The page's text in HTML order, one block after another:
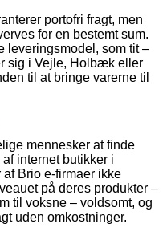
portofri fragt, men
for en bestemt sum.
leveringsmodel, som tit –
sig i Vejle, Holbæk eller
til at bringe varerne til
mennesker at finde
internet butikker i
Brio e-firmaer ikke
på deres produkter –
til voksne – voldsomt, og
uden omkostninger.